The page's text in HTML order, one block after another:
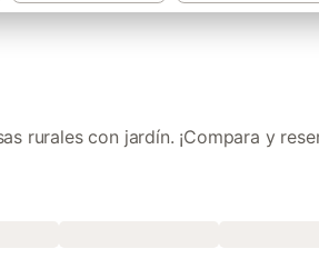
rurales con jardín. ¡Compara y